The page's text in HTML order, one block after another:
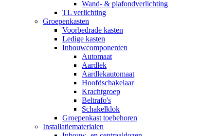
Wand- & plafondverlichting
TL verlichting
Groepenkasten
Voorbedrade kasten
Ledige kasten
Inbouwcomponenten
Automaat
Aardlek
Aardlekautomaat
Hoofdschakelaar
Krachtgroep
Beltrafo's
Schakelklok
Groepenkast toebehoren
Installatiematerialen